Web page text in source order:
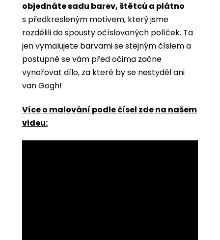
objednáte sadu barev, štětců a plátno
s předkresleným motivem, který jsme
rozdělili do spousty očíslovaných políček. Ta
jen vymalujete barvami se stejným číslem a
postupně se vám před očima začne
vynořovat dílo, za které by se nestyděl ani
van Gogh!
Více o malování podle čísel zde na našem
videu: